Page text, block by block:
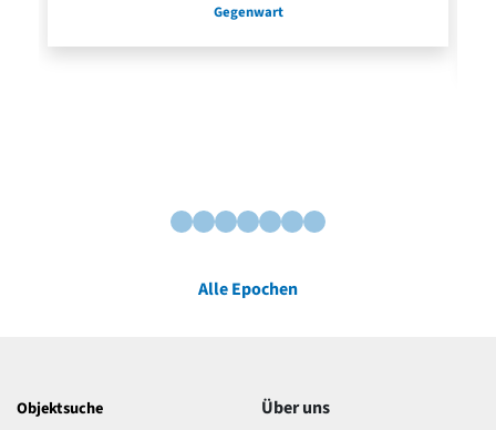
Gegenwart
Alle Epochen
Objektsuche Über uns